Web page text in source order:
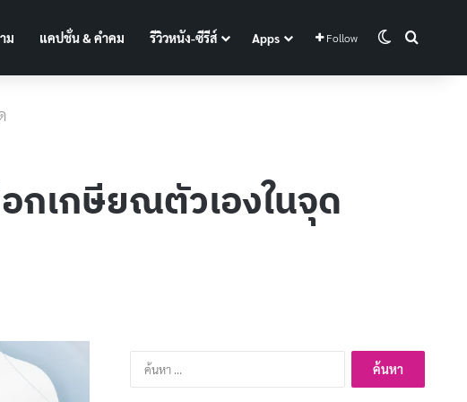
ม แคปชั่น & คำคม รีวิวหนัง-ซีรีส์ Apps Follow Switch skin
กเกษียณตัวเองในจุด
ค้นหา
สำหรับ: